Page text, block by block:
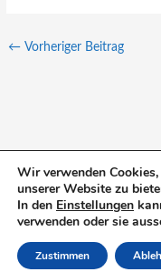
← Vorheriger Beitrag
S
c
h
Wir verwenden
unserer Website zu
In den Einstellungen
verwenden oder sie
Zustimmen